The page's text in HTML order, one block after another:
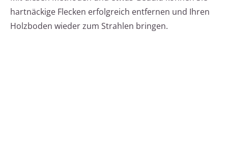
hartnäckige Flecken erfolgreich entfernen und Ihren
Holzboden wieder zum Strahlen bringen.